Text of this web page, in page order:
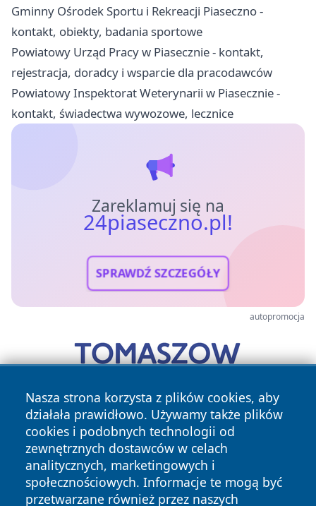
Gminny Ośrodek Sportu i Rekreacji Piaseczno -
kontakt, obiekty, badania sportowe
Powiatowy Urząd Pracy w Piasecznie - kontakt,
rejestracja, doradcy i wsparcie dla pracodawców
Powiatowy Inspektorat Weterynarii w Piasecznie -
kontakt, świadectwa wywozowe, lecznice
Zareklamuj się na
24piaseczno.pl!
SPRAWDŹ SZCZEGÓŁY
autopromocja
Nasza strona korzysta z plików cookies, aby
działała prawidłowo. Używamy także plików
cookies i podobnych technologii od
zewnętrznych dostawców w celach
analitycznych, marketingowych i
społecznościowych. Informacje te mogą być
przetwarzane również przez naszych
Copyright © 2026 24piaseczno.pl Wszystkie prawa